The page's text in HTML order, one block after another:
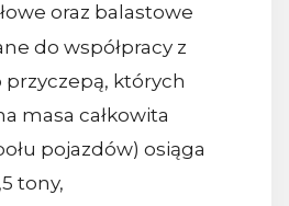
oraz balastowe
do współpracy z
których
masa całkowita
pojazdów) osiąga
tony,